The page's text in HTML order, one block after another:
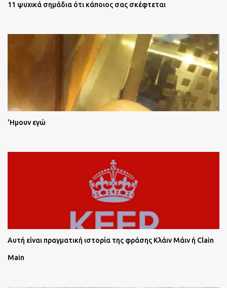
11 ψυχικά σημάδια ότι κάποιος σας σκέφτεται
'Ημουν εγώ
Αυτή είναι πραγματική ιστορία της φράσης Κλάιν Μάιν ή Clain
Main